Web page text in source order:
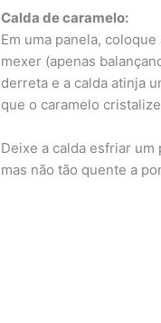
Calda de caramelo:
Em uma panela,
mexer (apenas
derreta e a calda atinja
que o caramelo
Deixe a calda esfriar
mas não tão quente a